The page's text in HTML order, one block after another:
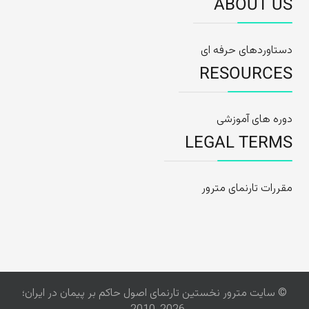
ABOUT US
دستاوردهای حرفه ای
RESOURCES
دوره های آموزشی
LEGAL TERMS
مقررات تارنمای مترور
© سایت مترور نخستین تارنمای اصول حاکم بر پیمان در ایران؛